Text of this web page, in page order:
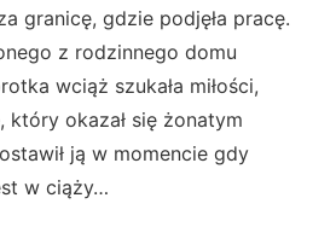
granicę, gdzie podjęła pracę.
z rodzinnego domu
wciąż szukała miłości,
który okazał się żonatym
ją w momencie gdy
w ciąży…